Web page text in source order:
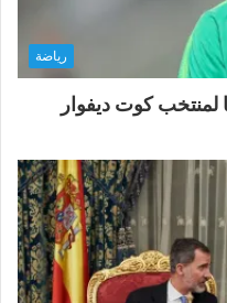
رياضة
لمنتخب كوت ديفوار